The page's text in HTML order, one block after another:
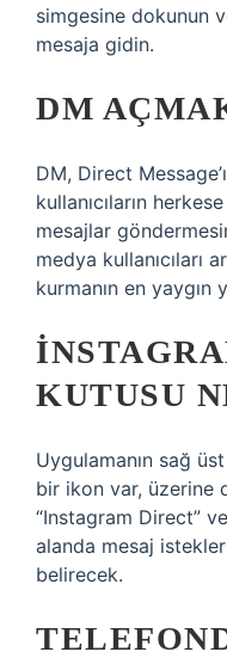
simgesine dokunun
mesaja gidin.
DM
DM, Direct
kullanıcıların
mesajlar
medya kullanıcıları
kurmanın en yaygın
KUTUSU
Uygulamanın sağ
bir ikon var, üzerine
“Instagram Direct”
alanda mesaj
belirecek.